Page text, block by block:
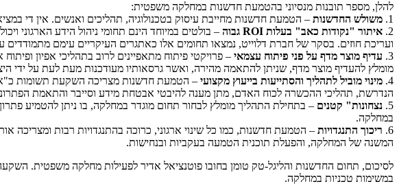
להלן, מספר תובנות מנסיוני בהטמעת חדשנות במחלקה משפטית:
1. משולש החדשנות – הטמעת חדשנות מחייבת עיסוק בטכנולוגיה, תהליכים ואנשים. אין די
2. איתור "נקודות כאב" בעלות ROI גבוה
– בולטים במיוחד הינם תחומי ניהול הידע הארגוני
ועריכת חוזים. בסקר של חברת דלוייט, נמצאו תחומים אלו כאתגרים העיקריים עימם מתמודדים
3. עדיף מוצר מדף על פני פיתוח עצמאי – פרויקטי פיתוח מתאפיינים לרוב בתהליכי אפיון
מומלץ להעדיף מוצר מדף, שניתן להתאמה מהירה, ואשר גרסאותיו מעודכנות מעת לעת על ידי
4. מינוי מוביל לתהליך והסתייעות בייעוץ מקצועי – הטמעת חדשנות מצריכה השקעת תשומות כ"א
הנדרשת, תהליכי ההכשרה לכוח האדם, מתן מענה להיבטי אבטחת מידע וסייבר והתאמת
5. נצחונות" קטנים – בתחילת התהליך מומלץ לבחור תחום מוגדר במחלקה, בו ניתן להטמיע
במחלקה.
6. ריכוך התנגדויות – הטמעת חדשנות, כמו כל שינוי ארגוני, כרוכה בהתנגדויות רבות ומצריכה
המשנה של המחלקה, והפעלת תוכנית הטמעה בעקביות ובנחישות.
לסיכום, תחום החדשנות והליגל-טק טומן בחובו פוטנציאל אדיר לפעילות מחלקה משפטית.
במשימות טכניות במחלקה.